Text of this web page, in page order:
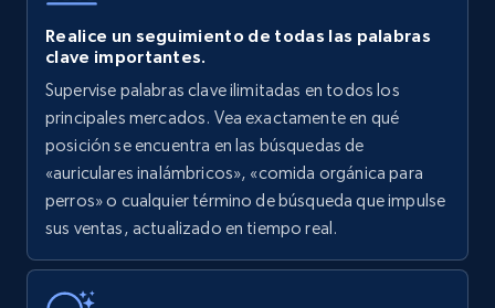
Realice un seguimiento de todas las palabras
clave importantes.
Supervise palabras clave ilimitadas en todos los
principales mercados. Vea exactamente en qué
posición se encuentra en las búsquedas de
«auriculares inalámbricos», «comida orgánica para
perros» o cualquier término de búsqueda que impulse
sus ventas, actualizado en tiempo real.